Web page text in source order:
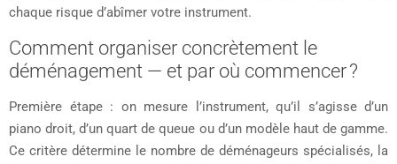
chaque risque d’abîmer votre instrument.
Comment organiser concrètement le
déménagement — et par où commencer ?
Première étape : on mesure l’instrument, qu’il s’agisse d’un
piano droit, d’un quart de queue ou d’un modèle haut de gamme.
Ce critère détermine le nombre de déménageurs spécialisés, la